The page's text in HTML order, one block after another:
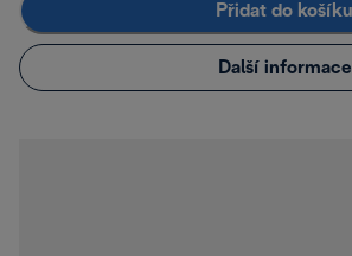
Přidat do košíku
Další informace